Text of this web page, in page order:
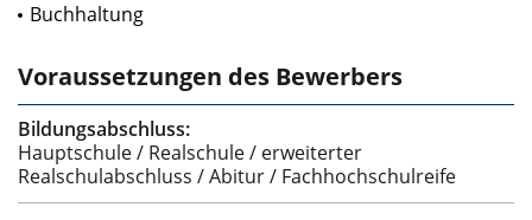
Buchhaltung
Voraussetzungen des Bewerbers
Bildungsabschluss:
Hauptschule / Realschule / erweiterter
Realschulabschluss / Abitur / Fachhochschulreife